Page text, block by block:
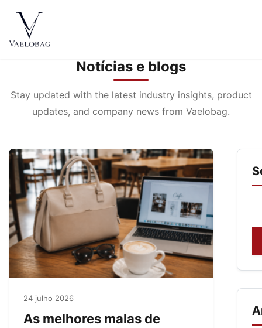
conteúdo
Vaelobag
Notícias e blogs
Stay updated with the latest industry insights, product
updates, and company news from Vaelobag.
24 julho 2026
As melhores malas de